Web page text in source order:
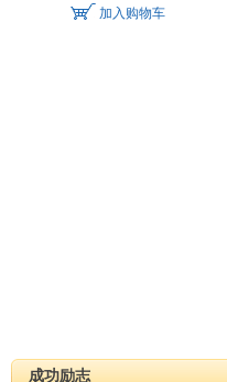
加入购物车
成功励志